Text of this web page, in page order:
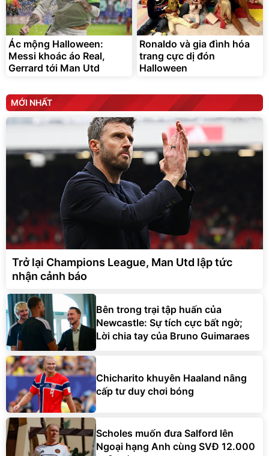
Ác mộng Halloween:
Messi khoác áo Real,
Gerrard tới Man Utd
Ronaldo và gia đình hóa
trang cực dị đón
Halloween
MỚI NHẤT
Trở lại Champions League, Man Utd lập tức
nhận cảnh báo
Bên trong trại tập huấn của
Newcastle: Sự tích cực bất ngờ;
Lời chia tay của Bruno Guimaraes
Chicharito khuyên Haaland nâng
cấp tư duy chơi bóng
Scholes muốn đưa Salford lên
Ngoại hạng Anh cùng SVĐ 12.000